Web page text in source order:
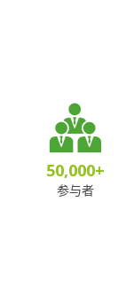
50,000+
参与者